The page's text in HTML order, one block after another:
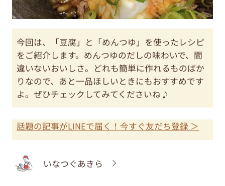
今回は、「豆腐」と「めんつゆ」を使ったレシピ
をご紹介します。めんつゆのだしの味わいで、間
違いないおいしさ。どれも簡単に作れるものばか
りなので、あと一品ほしいときにもおすすめです
よ。ぜひチェックしてみてくださいね♪
話題の記事がLINEで届く！今すぐ友だち登録 ＞
いなつぐあきら